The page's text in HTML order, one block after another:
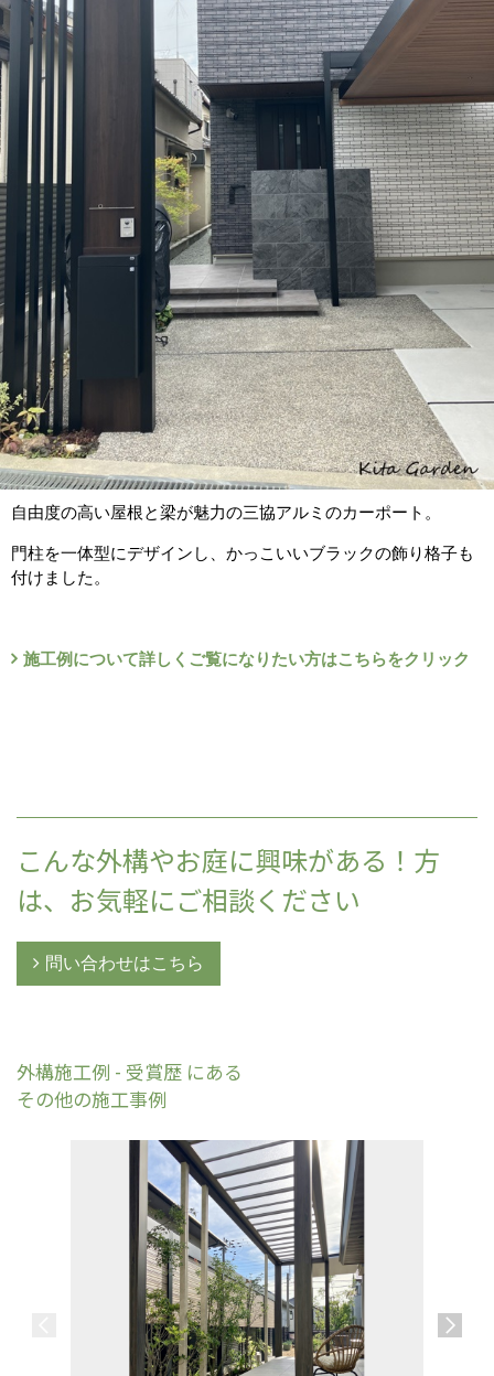
自由度の高い屋根と梁が魅力の三協アルミのカーポート。
門柱を一体型にデザインし、かっこいいブラックの飾り格子も
付けました。
施工例について詳しくご覧になりたい方はこちらをクリック
こんな外構やお庭に興味がある！方
は、お気軽にご相談ください
問い合わせはこちら
外構施工例 - 受賞歴 にある
その他の施工事例